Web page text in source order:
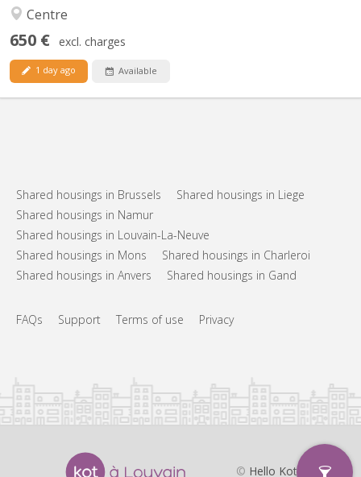
Centre
650 € excl. charges
1 day ago Available
Shared housings in Brussels
Shared housings in Liege
Shared housings in Namur
Shared housings in Louvain-La-Neuve
Shared housings in Mons
Shared housings in Charleroi
Shared housings in Anvers
Shared housings in Gand
FAQs Support Terms of use Privacy
© Hello Kot